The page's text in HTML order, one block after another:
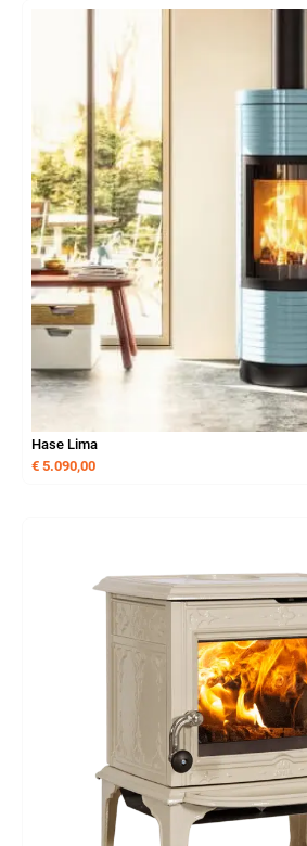
Hase Lima
€ 5.090,00